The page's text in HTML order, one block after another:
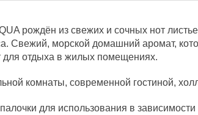
рождён из свежих и сочных нот
Свежий, морской домашний аромат,
для отдыха в жилых помещениях.
комнаты, современной гостиной,
для использования в зависимости